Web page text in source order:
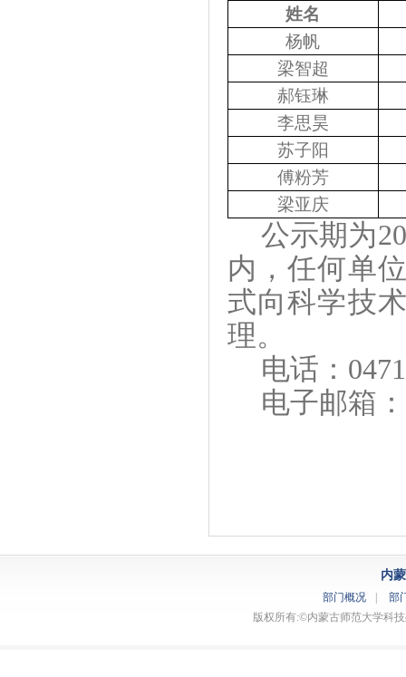
姓名
杨帆
梁智超
郝钰琳
李思昊
苏子阳
傅粉芳
梁亚庆
公示期为
内，任何单
式向科学技
理。
电话：
电子邮箱：
内
部门概况
部
版权所有:©内蒙古师范大学科